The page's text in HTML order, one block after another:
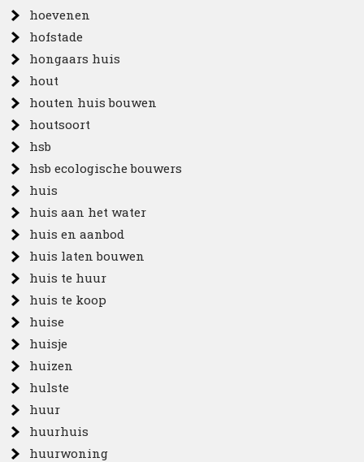
hoevenen
hofstade
hongaars huis
hout
houten huis bouwen
houtsoort
hsb
hsb ecologische bouwers
huis
huis aan het water
huis en aanbod
huis laten bouwen
huis te huur
huis te koop
huise
huisje
huizen
hulste
huur
huurhuis
huurwoning